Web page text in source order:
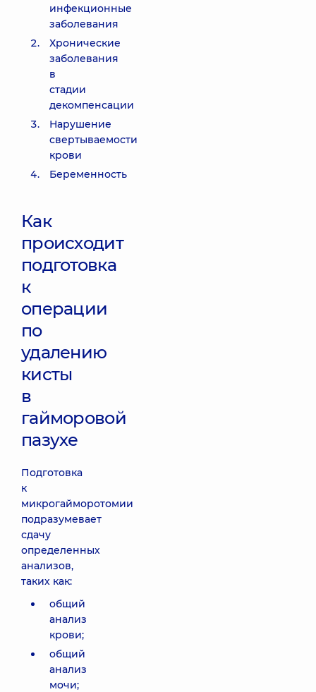
инфекционные
заболевания
Хронические
заболевания
в
стадии
декомпенсации
Нарушение
свертываемости
крови
Беременность
Как
происходит
подготовка
к
операции
по
удалению
кисты
в
гайморовой
пазухе
Подготовка
к
микрогайморотомии
подразумевает
сдачу
определенных
анализов,
таких как:
общий
анализ
крови;
общий
анализ
мочи;